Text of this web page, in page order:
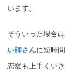
います。
そういった場合は
い師さんに短時
恋愛も上手くい